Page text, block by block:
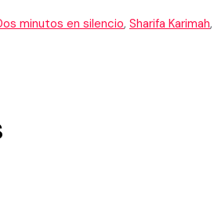
minutos en silencio, Sharifa Karimah,